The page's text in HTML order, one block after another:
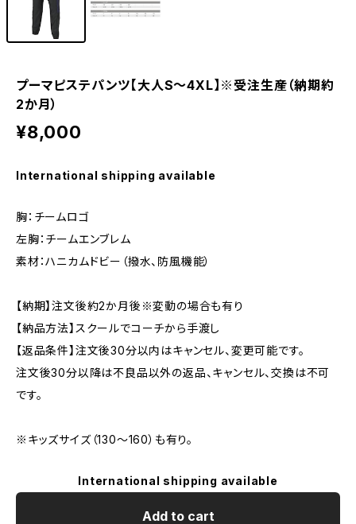
プーマピステパンツ【大人S～4XL】※受注生産（納期約
2か月）
¥8,000
International shipping available
胸：チームロゴ
左胸：チームエンブレム
素材：ハニカムドビー（撥水、防風機能）
【納期】注文後約2か月後※変動の場合も有り
【納品方法】スクールでコーチから手渡し
【返品条件】注文後30分以内はキャンセル、変更可能です。
注文後30分以降は不良品以外の返品、キャンセル、交換は不可
です。
※キッズサイズ（130～160）も有り。
International shipping available
Add to cart